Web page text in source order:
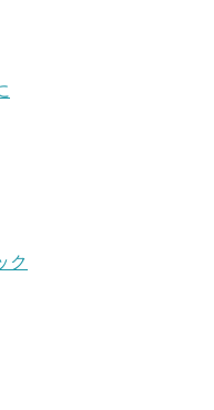
ク